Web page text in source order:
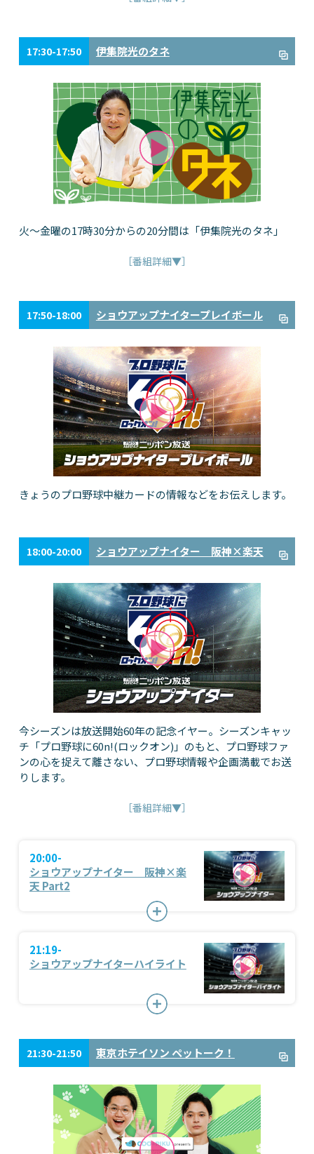
17:30-17:50 伊集院光のタネ
火～金曜の17時30分からの20分間は「伊集院光のタネ」
［番組詳細▼］
17:50-18:00 ショウアップナイタープレイボール
きょうのプロ野球中継カードの情報などをお伝えします。
18:00-20:00 ショウアップナイター 阪神×楽天
今シーズンは放送開始60年の記念イヤー。シーズンキャッ
チ「プロ野球に60n!(ロックオン)」のもと、プロ野球ファ
ンの心を捉えて離さない、プロ野球情報や企画満載でお送
りします。
［番組詳細▼］
20:00-
ショウアップナイター 阪神×楽
天 Part2
21:19-
ショウアップナイターハイライト
21:30-21:50 東京ホテイソン ペットーク！